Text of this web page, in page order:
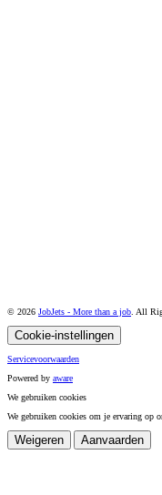
© 2026 JobJets - More than a job . All
Cookie-instellingen
Servicevoorwaarden
Powered by aware
We gebruiken cookies
We gebruiken cookies om je ervaring op
Weigeren Aanvaarden